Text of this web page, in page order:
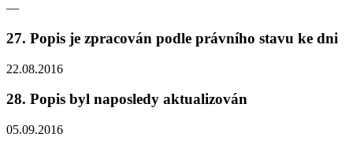
—
27. Popis je zpracován podle právního stavu ke dni
22.08.2016
28. Popis byl naposledy aktualizován
05.09.2016